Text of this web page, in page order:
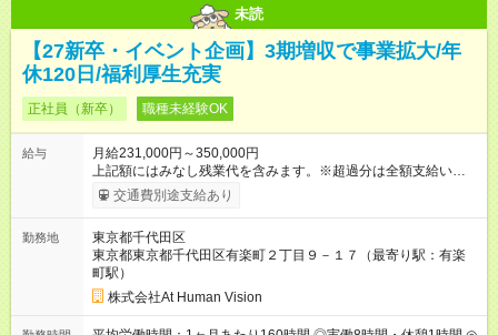
未読
【27新卒・イベント企画】3期増収で事業拡大/年
休120日/福利厚生充実
正社員（新卒） 職種未経験OK
給与
月給231,000円～350,000円
上記額にはみなし残業代を含みます。※超過分は全額支給いたし
ます。 みなし残業代 24,000円 ～ 37,000円／月 みなし残業時
間 15時間／月 【給与】 月給： 大卒・院卒 ：243，000
（固定残業代 24，000円） 賞与：年２回 （業績連動型） 昇
給：年２回（3月、9月) 試用期間：6ヶ月 ※上記額にはみなし残
業代（月15時間分）が含まれた 金額になります。超過分は追加
で全額支給。 【頑張りを給与・キャリアに還元します】 年に2
回⼈事評価があり等級が決まります。 等級に合わせた給与設定
のため、若い内からでも頑張り次第で給与アップが叶います。
交通費別途支給あり
勤務地
東京都千代田区
東京都東京都千代田区有楽町２丁目９－１７（最寄り駅：有楽
町駅）
株式会社At Human Vision